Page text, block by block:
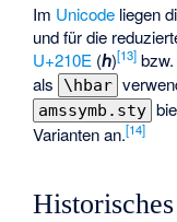
Im Unicode liegen
und für die
U+210E (ℎ)[13]
als
\hbar
amssymb.sty
Varianten an.[14]